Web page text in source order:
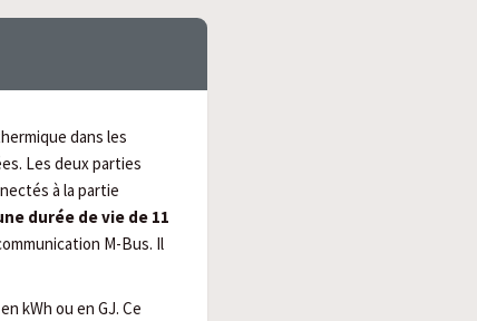
dans les
Les deux parties
à la partie
durée de vie de 11
M-Bus. Il
kWh ou en GJ. Ce